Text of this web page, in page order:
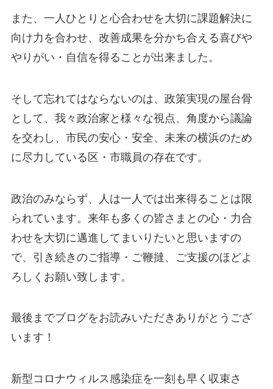
また、一人ひとりと心合わせを大切に課題解決に
向け力を合わせ、改善成果を分かち合える喜びや
やりがい・自信を得ることが出来ました。
そして忘れてはならないのは、政策実現の屋台骨
として、我々政治家と様々な視点、角度から議論
を交わし、市民の安心・安全、未来の横浜のため
に尽力している区・市職員の存在です。
政治のみならず、人は一人では出来得ることは限
られています。来年も多くの皆さまとの心・力合
わせを大切に邁進してまいりたいと思いますの
で、引き続きのご指導・ご鞭撻、ご支援のほどよ
ろしくお願い致します。
最後までブログをお読みいただきありがとうござ
います！
新型コロナウィルス感染症を一刻も早く収束さ